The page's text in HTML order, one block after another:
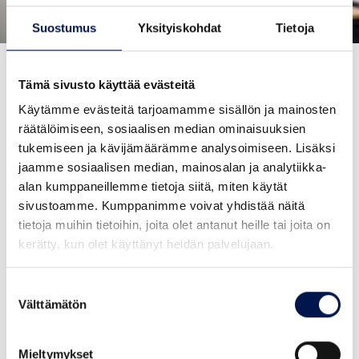
Suostumus Yksityiskohdat Tietoja
Tämä sivusto käyttää evästeitä
Käytämme evästeitä tarjoamamme sisällön ja mainosten
räätälöimiseen, sosiaalisen median ominaisuuksien
tukemiseen ja kävijämäärämme analysoimiseen. Lisäksi
jaamme sosiaalisen median, mainosalan ja analytiikka-
alan kumppaneillemme tietoja siitä, miten käytät
sivustoamme. Kumppanimme voivat yhdistää näitä
tietoja muihin tietoihin, joita olet antanut heille tai joita on
kerätty, kun olet käyttänyt heidän palvelujaan.
valinta
Välttämätön
Mieltymykset
Juhannusaattona olemme suljettuna
Kuluttaja-asiakkaat
Kuluttaja-asiakkaiden asiakaspalvelu
Laskutiedustelut, luvat, muutokset
puhelin: 09-3299 3200 (arkisin12-15)
Pyydämme käyttämään asiointiin ensisijaisesti
Luotonvalvonta